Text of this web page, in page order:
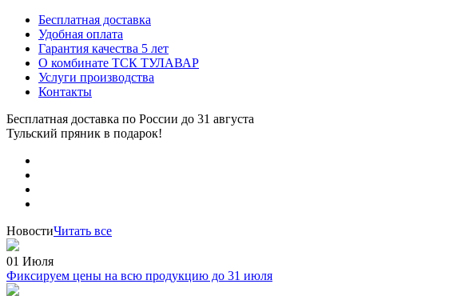
Бесплатная доставка
Удобная оплата
Гарантия качества 5 лет
О комбинате ТСК ТУЛАВАР
Услуги производства
Контакты
Бесплатная доставка по России до 31 августа
Тульский пряник в подарок!
НовостиЧитать все
01 Июля
Фиксируем цены на всю продукцию до 31 июля